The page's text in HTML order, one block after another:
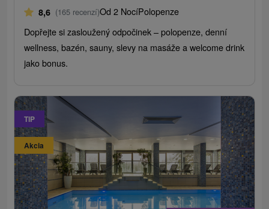
8,6 (165 recenzí)Od 2 NocíPolopenze
Dopřejte si zasloužený odpočinek – polopenze, denní
wellness, bazén, sauny, slevy na masáže a welcome drink
jako bonus.
TIP
Akcia